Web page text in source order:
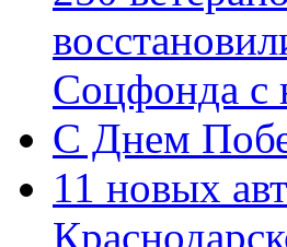
Соцфонда с
С Днем
11 новых